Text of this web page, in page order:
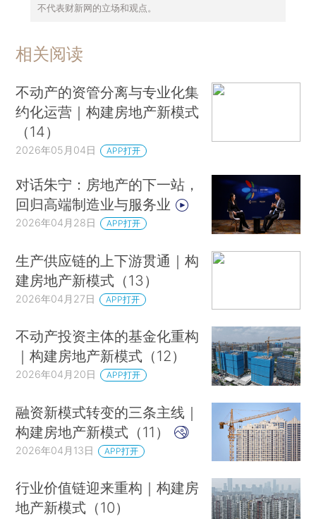
不代表财新网的立场和观点。
相关阅读
不动产的资管分离与专业化集
约化运营｜构建房地产新模式
（14）
2026年05月04日 APP打开
对话朱宁：房地产的下一站，
回归高端制造业与服务业
2026年04月28日 APP打开
生产供应链的上下游贯通｜构
建房地产新模式（13）
2026年04月27日 APP打开
不动产投资主体的基金化重构
｜构建房地产新模式（12）
2026年04月20日 APP打开
融资新模式转变的三条主线｜
构建房地产新模式（11）
2026年04月13日 APP打开
行业价值链迎来重构｜构建房
地产新模式（10）